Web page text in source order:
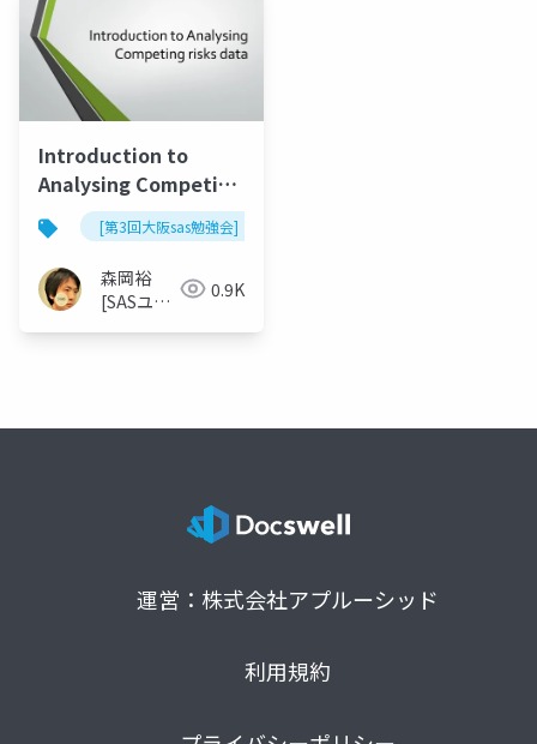
Introduction to
Analysing Competing
risk data[第3回大阪sas勉強会]
森岡裕
[SASユー
0.9K
運営：株式会社アプルーシッド
利用規約